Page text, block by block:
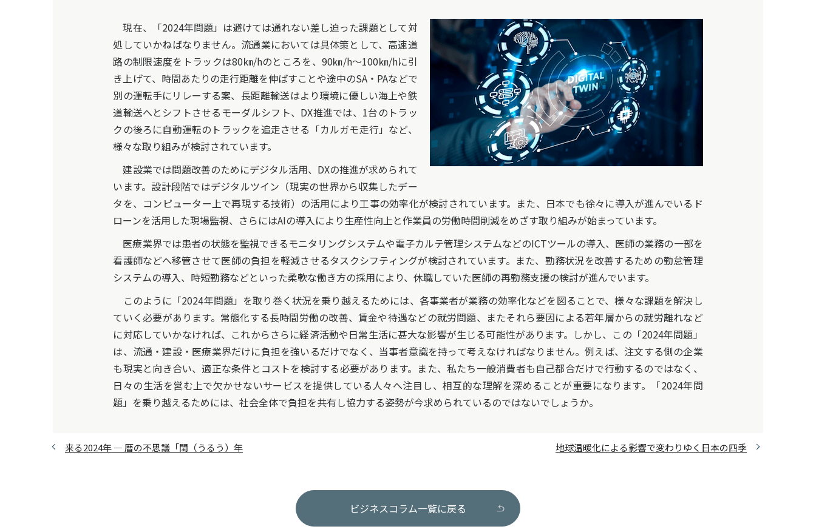
現在、「2024年問題」は避けては通れない差し迫った課題として対
処していかねばなりません。流通業においては具体策として、高速道
路の制限速度をトラックは80㎞/hのところを、90㎞/h～100㎞/hに引
き上げて、時間あたりの走行距離を伸ばすことや途中のSA・PAなどで
別の運転手にリレーする案、長距離輸送はより環境に優しい海上や鉄
道輸送へとシフトさせるモーダルシフト、DX推進では、1台のトラッ
クの後ろに自動運転のトラックを追走させる「カルガモ走行」など、
様々な取り組みが検討されています。
建設業では問題改善のためにデジタル活用、DXの推進が求められて
います。設計段階ではデジタルツイン（現実の世界から収集したデー
タを、コンピューター上で再現する技術）の活用により工事の効率化が検討されています。また、日本でも徐々に導入が進んでいるド
ローンを活用した現場監視、さらにはAIの導入により生産性向上と作業員の労働時間削減をめざす取り組みが始まっています。
医療業界では患者の状態を監視できるモニタリングシステムや電子カルテ管理システムなどのICTツールの導入、医師の業務の一部を
看護師などへ移管させて医師の負担を軽減させるタスクシフティングが検討されています。また、勤務状況を改善するための勤怠管理
システムの導入、時短勤務などといった柔軟な働き方の採用により、休職していた医師の再勤務支援の検討が進んでいます。
このように「2024年問題」を取り巻く状況を乗り越えるためには、各事業者が業務の効率化などを図ることで、様々な課題を解決し
ていく必要があります。常態化する長時間労働の改善、賃金や待遇などの就労問題、またそれら要因による若年層からの就労離れなど
に対応していかなければ、これからさらに経済活動や日常生活に甚大な影響が生じる可能性があります。しかし、この「2024年問題」
は、流通・建設・医療業界だけに負担を強いるだけでなく、当事者意識を持って考えなければなりません。例えば、注文する側の企業
も現実と向き合い、適正な条件とコストを検討する必要があります。また、私たち一般消費者も自己都合だけで行動するのではなく、
日々の生活を営む上で欠かせないサービスを提供している人々へ注目し、相互的な理解を深めることが重要になります。「2024年問
題」を乗り越えるためには、社会全体で負担を共有し協力する姿勢が今求められているのではないでしょうか。
来る2024年 ― 暦の不思議「閏（うるう）年 地球温暖化による影響で変わりゆく日本の四季
ビジネスコラム一覧に戻る